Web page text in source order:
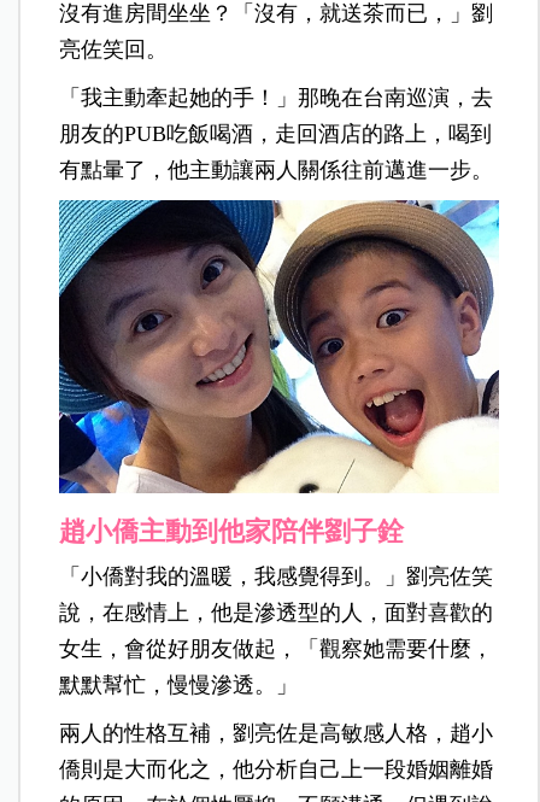
沒有進房間坐坐？「沒有，就送茶而已，」劉
亮佐笑回。
「我主動牽起她的手！」那晚在台南巡演，去
朋友的PUB吃飯喝酒，走回酒店的路上，喝到
有點暈了，他主動讓兩人關係往前邁進一步。
趙小僑主動到他家陪伴劉子銓
「小僑對我的溫暖，我感覺得到。」劉亮佐笑
說，在感情上，他是滲透型的人，面對喜歡的
女生，會從好朋友做起，「觀察她需要什麼，
默默幫忙，慢慢滲透。」
兩人的性格互補，劉亮佐是高敏感人格，趙小
僑則是大而化之，他分析自己上一段婚姻離婚